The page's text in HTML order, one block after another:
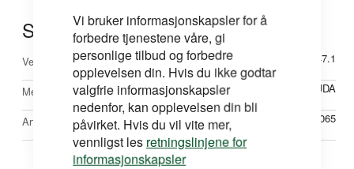
Vi bruker informasjonskapsler for å
forbedre tjenestene våre, gi
personlige tilbud og forbedre
opplevelsen din. Hvis du ikke godtar
valgfrie informasjonskapsler
nedenfor, kan opplevelsen din bli
påvirket. Hvis du vil vite mer,
vennligst les retningslinjene for
informasjonskapsler
Spesifikasjoner
Mer
informasjon
Vekt 47.1
Merke BARRACUDA
Artikkelnr 57065